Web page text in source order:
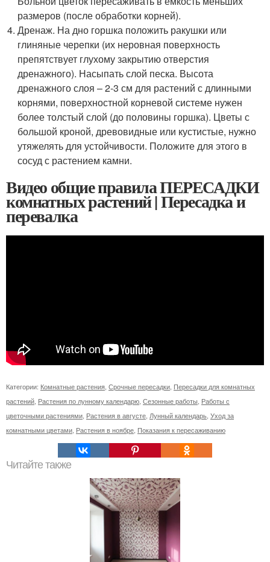
размеров (после обработки корней).
Дренаж. На дно горшка положить ракушки или
глиняные черепки (их неровная поверхность
препятствует глухому закрытию отверстия
дренажного). Насыпать слой песка. Высота
дренажного слоя – 2-3 см для растений с длинными
корнями, поверхностной корневой системе нужен
более толстый слой (до половины горшка). Цветы с
большой кроной, древовидные или кустистые, нужно
утяжелять для устойчивости. Положите для этого в
сосуд с растением камни.
Видео общие правила ПЕРЕСАДКИ
комнатных растений | Пересадка и
перевалка
Категории: Комнатные растения Срочные пересадки Пересадки для комнатных
растений Растения по лунному календарю Сезонные работы Работы с
цветочными растениями Растения в августе Лунный календарь Уход за
комнатными цветами Растения в ноябре Показания к пересаживанию
Читайте также